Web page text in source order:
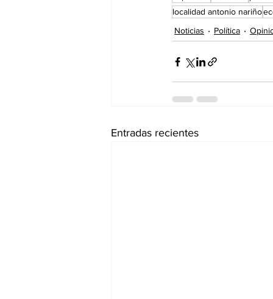
localidad antonio nariño
Noticias
Política
Entradas recientes